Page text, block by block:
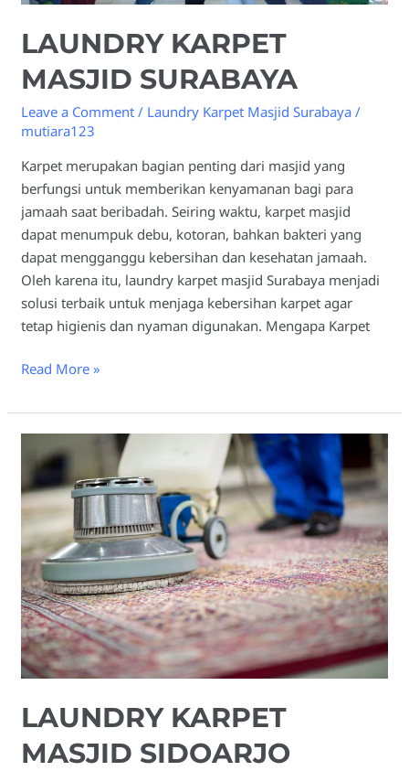
LAUNDRY KARPET
MASJID SURABAYA
Leave a Comment / Laundry Karpet Masjid Surabaya /
mutiara123
Karpet merupakan bagian penting dari masjid yang
berfungsi untuk memberikan kenyamanan bagi para
jamaah saat beribadah. Seiring waktu, karpet masjid
dapat menumpuk debu, kotoran, bahkan bakteri yang
dapat mengganggu kebersihan dan kesehatan jamaah.
Oleh karena itu, laundry karpet masjid Surabaya menjadi
solusi terbaik untuk menjaga kebersihan karpet agar
tetap higienis dan nyaman digunakan. Mengapa Karpet
Read More »
LAUNDRY KARPET
MASJID SIDOARJO
Karpet
Masjid
Sidoarjo